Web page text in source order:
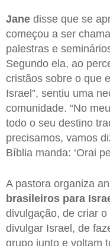
Jane disse que se
começou a ser
palestras e
Segundo ela, ao
cristãos sobre o que
Israel”, sentiu uma
comunidade. “No
todo o seu destino
precisamos, vamos
Bíblia manda: ‘Orai
A pastora organiza
brasileiros para
divulgação, de criar
divulgar Israel, de
grupo junto e voltam